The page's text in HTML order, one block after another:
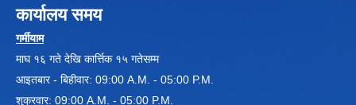
विधायन समिति निर्णयहरु
कार्यालय समय
गर्मीयाम
माघ १६ गते देखि कार्त्तिक १५ गतेसम्म
आइतबार - बिहीवार: 09:00 A.M. - 05:00 P.M.
शुक्रवार: 09:00 A.M. - 05:00 P.M.